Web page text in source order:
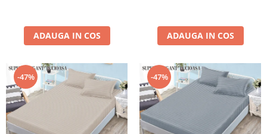
ADAUGA IN COS ADAUGA IN COS
-47% -47%